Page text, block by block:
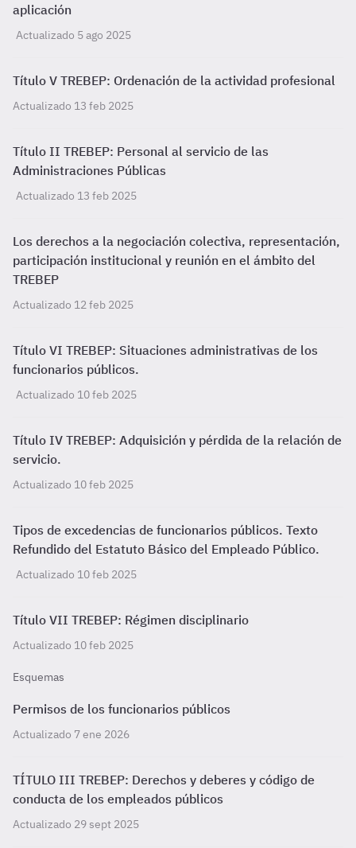
aplicación
Actualizado 5 ago 2025
Título V TREBEP: Ordenación de la actividad profesional
Actualizado 13 feb 2025
Título II TREBEP: Personal al servicio de las
Administraciones Públicas
Actualizado 13 feb 2025
Los derechos a la negociación colectiva, representación,
participación institucional y reunión en el ámbito del
TREBEP
Actualizado 12 feb 2025
Título VI TREBEP: Situaciones administrativas de los
funcionarios públicos.
Actualizado 10 feb 2025
Título IV TREBEP: Adquisición y pérdida de la relación de
servicio.
Actualizado 10 feb 2025
Tipos de excedencias de funcionarios públicos. Texto
Refundido del Estatuto Básico del Empleado Público.
Actualizado 10 feb 2025
Título VII TREBEP: Régimen disciplinario
Actualizado 10 feb 2025
Esquemas
Permisos de los funcionarios públicos
Actualizado 7 ene 2026
TÍTULO III TREBEP: Derechos y deberes y código de
conducta de los empleados públicos
Actualizado 29 sept 2025